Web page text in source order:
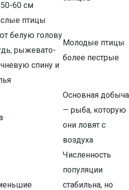
50-60 см
птицы
белую голову
рыжевато-
спину и
Молодые птицы
более пестрые
Основная добыча
— рыба, которую
они ловят с
воздуха
Численность
популяции
стабильна, но